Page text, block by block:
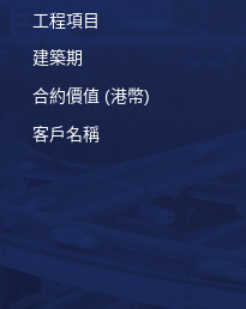
工程項目
建築期
合約價值 (港幣)
客戶名稱